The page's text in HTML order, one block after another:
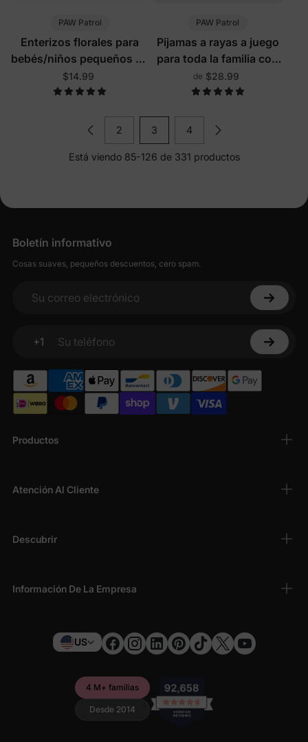
PAW Patrol
Enterizos florales para
bebés/niños pequeños en
rosa fuerte
$14.99
PAW Patrol
Pijamas a rayas a juego
para toda la familia con
bloques de color
de $28.99
2 3 4
Está viendo 85-126 de 331 productos
Productos
Atención Al Cliente
Descubrir
Información De La Empresa
Boletín informativo
Cosas suaves, pequeños descuentos, cero spam.
Su correo electrónico
+1
Su teléfono
US
4 M+ familias
Desde 2014